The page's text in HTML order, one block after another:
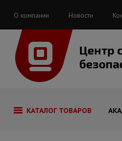
О компании Новости
КАТАЛОГ ТОВАРОВ